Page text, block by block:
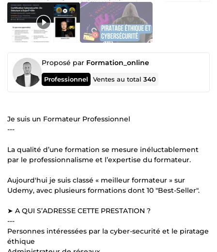
Proposé par Formation_online
Professionnel Ventes au total340
Je suis un Formateur Professionnel
---
La qualité d’une formation se mesure inéluctablement
par le professionnalisme et l’expertise du formateur.
Aujourd'hui je suis classé « meilleur formateur » sur
Udemy, avec plusieurs formations dont 10 "Best-Seller".
➤ A QUI S’ADRESSE CETTE PRESTATION ?
---
Personnes intéressées par la cyber-securité et le piratage
éthique